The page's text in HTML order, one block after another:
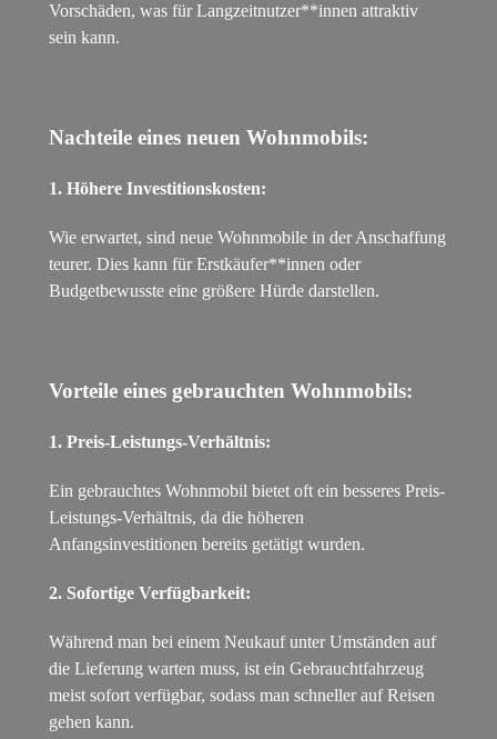
Vorschäden, was für Langzeitnutzer**innen attraktiv
sein kann.
Nachteile eines neuen Wohnmobils:
1. Höhere Investitionskosten:
Wie erwartet, sind neue Wohnmobile in der Anschaffung
teurer. Dies kann für Erstkäufer**innen oder
Budgetbewusste eine größere Hürde darstellen.
Vorteile eines gebrauchten Wohnmobils:
1. Preis-Leistungs-Verhältnis:
Ein gebrauchtes Wohnmobil bietet oft ein besseres Preis-
Leistungs-Verhältnis, da die höheren
Anfangsinvestitionen bereits getätigt wurden.
2. Sofortige Verfügbarkeit:
Während man bei einem Neukauf unter Umständen auf
die Lieferung warten muss, ist ein Gebrauchtfahrzeug
meist sofort verfügbar, sodass man schneller auf Reisen
gehen kann.